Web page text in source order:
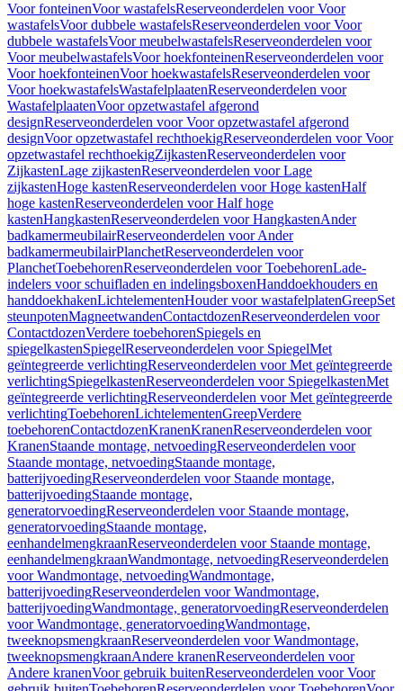
Voor fonteinenVoor wastafelsReserveonderdelen voor Voor
wastafelsVoor dubbele wastafelsReserveonderdelen voor Voor
dubbele wastafelsVoor meubelwastafelsReserveonderdelen voor
Voor meubelwastafelsVoor hoekfonteinenReserveonderdelen voor
Voor hoekfonteinenVoor hoekwastafelsReserveonderdelen voor
Voor hoekwastafelsWastafelplaatenReserveonderdelen voor
WastafelplaatenVoor opzetwastafel afgerond
designReserveonderdelen voor Voor opzetwastafel afgerond
designVoor opzetwastafel rechthoekigReserveonderdelen voor Voor
opzetwastafel rechthoekigZijkastenReserveonderdelen voor
ZijkastenLage zijkastenReserveonderdelen voor Lage
zijkastenHoge kastenReserveonderdelen voor Hoge kastenHalf
hoge kastenReserveonderdelen voor Half hoge
kastenHangkastenReserveonderdelen voor HangkastenAnder
badkamermeubilairReserveonderdelen voor Ander
badkamermeubilairPlanchetReserveonderdelen voor
PlanchetToebehorenReserveonderdelen voor ToebehorenLade-
indelers voor schuifladen en indelingsboxenHanddoekhouders en
handdoekhakenLichtelementenHouder voor wastafelplatenGreepSet
steunpotenMagneetwandenContactdozenReserveonderdelen voor
ContactdozenVerdere toebehorenSpiegels en
spiegelkastenSpiegelReserveonderdelen voor SpiegelMet
geïntegreerde verlichtingReserveonderdelen voor Met geïntegreerde
verlichtingSpiegelkastenReserveonderdelen voor SpiegelkastenMet
geïntegreerde verlichtingReserveonderdelen voor Met geïntegreerde
verlichtingToebehorenLichtelementenGreepVerdere
toebehorenContactdozenKranenKranenReserveonderdelen voor
KranenStaande montage, netvoedingReserveonderdelen voor
Staande montage, netvoedingStaande montage,
batterijvoedingReserveonderdelen voor Staande montage,
batterijvoedingStaande montage,
generatorvoedingReserveonderdelen voor Staande montage,
generatorvoedingStaande montage,
eenhandelmengkraanReserveonderdelen voor Staande montage,
eenhandelmengkraanWandmontage, netvoedingReserveonderdelen
voor Wandmontage, netvoedingWandmontage,
batterijvoedingReserveonderdelen voor Wandmontage,
batterijvoedingWandmontage, generatorvoedingReserveonderdelen
voor Wandmontage, generatorvoedingWandmontage,
tweeknopsmengkraanReserveonderdelen voor Wandmontage,
tweeknopsmengkraanAndere kranenReserveonderdelen voor
Andere kranenVoor gebruik buitenReserveonderdelen voor Voor